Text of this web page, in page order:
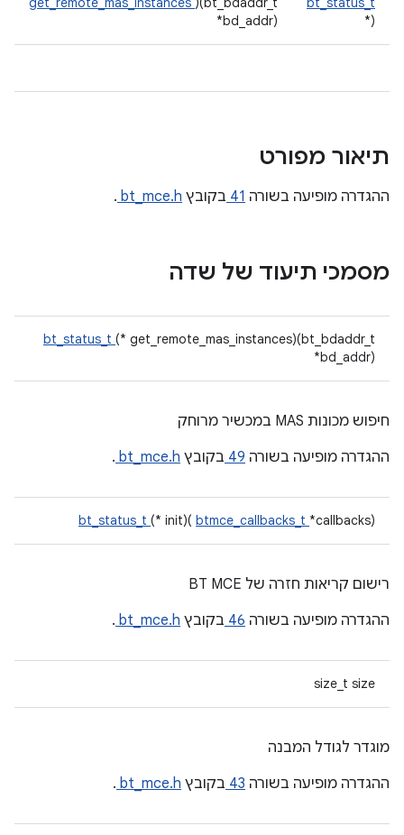
(*
*bd_addr)
תיאור מפורט
ההגדרה מופיעה בשורה 41 בקובץ bt_mce.h
.
מסמכי תיעוד של שדה
bt_status_t (* get_remote_mas_instances)(bt_bdaddr_t
*bd_addr)
חיפוש מכונות MAS במכשיר מרוחק
ההגדרה מופיעה בשורה 49 בקובץ bt_mce.h
.
bt_status_t (* init)( btmce_callbacks_t *callbacks)
רישום קריאות חזרה של BT MCE
ההגדרה מופיעה בשורה 46 בקובץ bt_mce.h
.
size_t size
מוגדר לגודל המבנה
ההגדרה מופיעה בשורה 43 בקובץ bt_mce.h
.